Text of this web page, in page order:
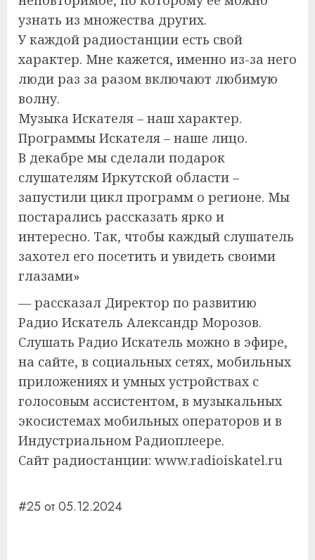
узнать из множества других.
У каждой радиостанции есть свой
характер. Мне кажется, именно из-за него
люди раз за разом включают любимую
волну.
Музыка Искателя – наш характер.
Программы Искателя – наше лицо.
В декабре мы сделали подарок
слушателям Иркутской области –
запустили цикл программ о регионе. Мы
постарались рассказать ярко и
интересно. Так, чтобы каждый слушатель
захотел его посетить и увидеть своими
глазами»
— рассказал Директор по развитию
Радио Искатель Александр Морозов.
Слушать Радио Искатель можно в эфире,
на сайте, в социальных сетях, мобильных
приложениях и умных устройствах с
голосовым ассистентом, в музыкальных
экосистемах мобильных операторов и в
Индустриальном Радиоплеере.
Сайт радиостанции: www.radioiskatel.ru
#25 от 05.12.2024